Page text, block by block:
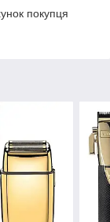
покупця